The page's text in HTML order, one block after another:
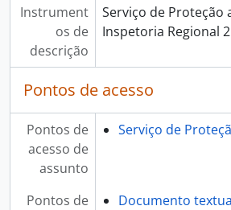
Instrument
os de
descrição
Serviço de Proteção
Inspetoria Regional 2
Pontos de acesso
Pontos de
acesso de
assunto
Serviço de
Pontos de
Documento